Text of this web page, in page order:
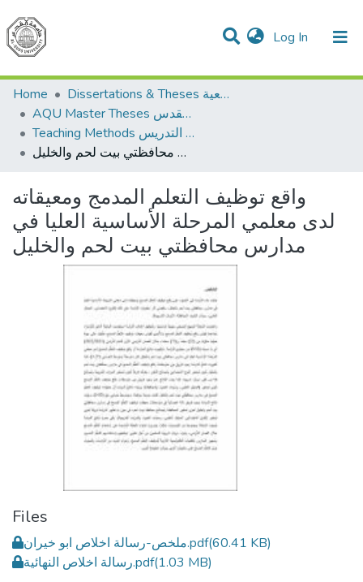
Log In (current)
Communities & Collections
All of DSpace
Home
Dissertations & Theses الرسائل الجامعية
AQU Master Theses الرسائل الجامعية الخاصة بجامعة القدس
Teaching Methods أساليب التدريس
واقع توظيف التعلم المدمج ومعيقاته لدى معلمي المرحلة الأساسية العليا في مدارس محافظتي بيت لحم والخليل
واقع توظيف التعلم المدمج ومعيقاته
لدى معلمي المرحلة الأساسية العليا في
مدارس محافظتي بيت لحم والخليل
Files
ملخص-رسالة اخلاص ابو خيران.pdf(60.41 KB)
رسالة اخلاص النهائية.pdf(1.03 MB)